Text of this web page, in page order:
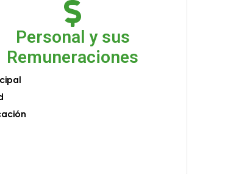
Personal y sus
Remuneraciones